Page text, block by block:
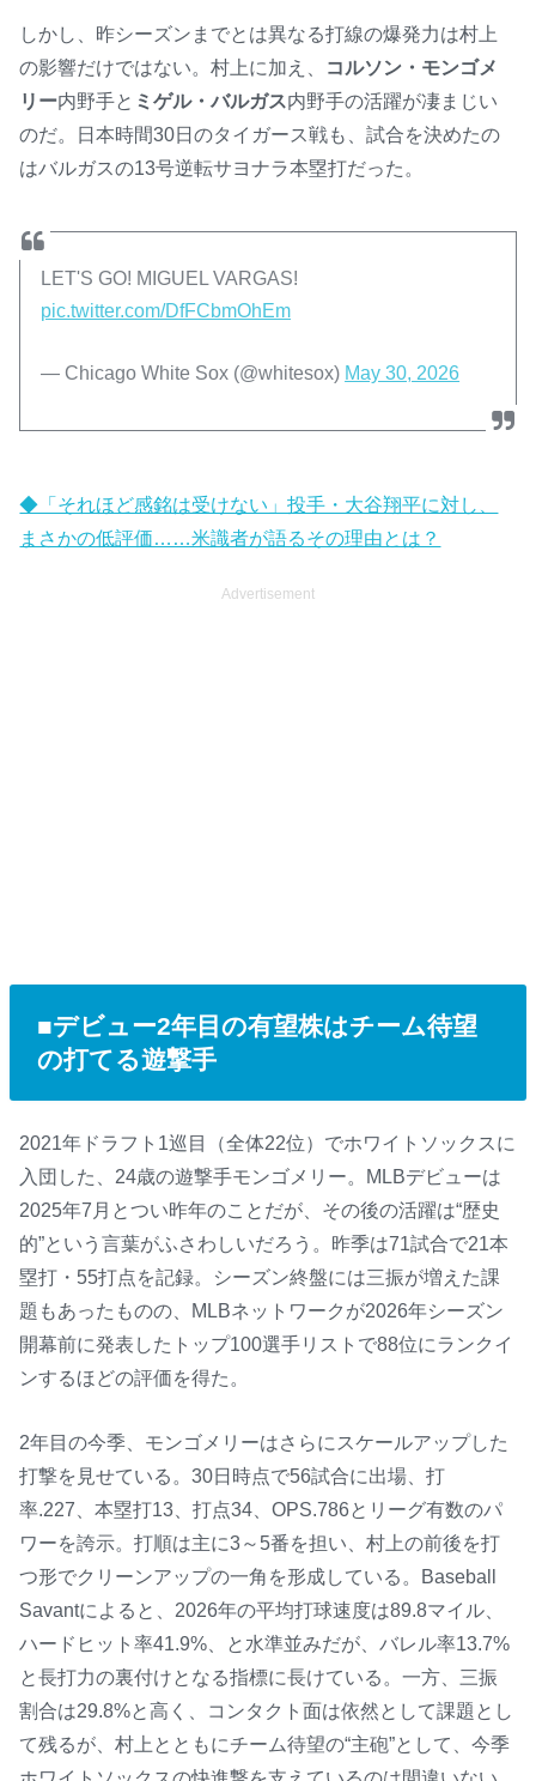
しかし、昨シーズンまでとは異なる打線の爆発力は村上
の影響だけではない。村上に加え、 コルソン・モンゴメ
リー内野手と ミゲル・バルガス内野手の活躍が凄まじい
のだ。日本時間30日のタイガース戦も、試合を決めたの
はバルガスの13号逆転サヨナラ本塁打だった。
LET'S GO! MIGUEL VARGAS!
pic.twitter.com/DfFCbmOhEm
— Chicago White Sox (@whitesox) May 30, 2026
◆「それほど感銘は受けない」投手・大谷翔平に対し、
まさかの低評価……米識者が語るその理由とは？
Advertisement
■デビュー2年目の有望株はチーム待望
の打てる遊撃手
2021年ドラフト1巡目（全体22位）でホワイトソックスに
入団した、24歳の遊撃手モンゴメリー。MLBデビューは
2025年7月とつい昨年のことだが、その後の活躍は“歴史
的”という言葉がふさわしいだろう。昨季は71試合で21本
塁打・55打点を記録。シーズン終盤には三振が増えた課
題もあったものの、MLBネットワークが2026年シーズン
開幕前に発表したトップ100選手リストで88位にランクイ
ンするほどの評価を得た。
2年目の今季、モンゴメリーはさらにスケールアップした
打撃を見せている。30日時点で56試合に出場、打
率.227、本塁打13、打点34、OPS.786とリーグ有数のパ
ワーを誇示。打順は主に3～5番を担い、村上の前後を打
つ形でクリーンアップの一角を形成している。Baseball
Savantによると、2026年の平均打球速度は89.8マイル、
ハードヒット率41.9%、と水準並みだが、バレル率13.7%
と長打力の裏付けとなる指標に長けている。一方、三振
割合は29.8%と高く、コンタクト面は依然として課題とし
て残るが、村上とともにチーム待望の“主砲”として、今季